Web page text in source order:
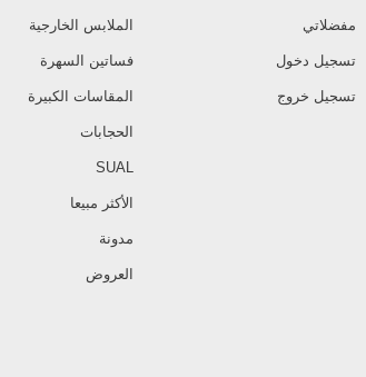
مفضلاتي
تسجيل دخول
تسجيل خروج
الملابس الخارجية
فساتين السهرة
المقاسات الكبيرة
الحجابات
SUAL
الأكثر مبيعا
مدونة
العروض